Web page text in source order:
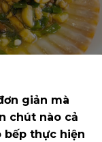
giản mà
chút nào cả
bếp thực hiện